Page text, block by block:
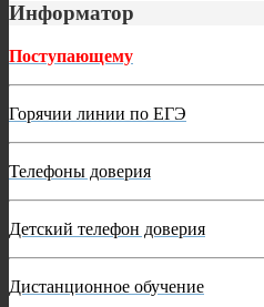
Информатор
Поступающему
Горячии линии по ЕГЭ
Телефоны доверия
Детский телефон доверия
Дистанционное обучение